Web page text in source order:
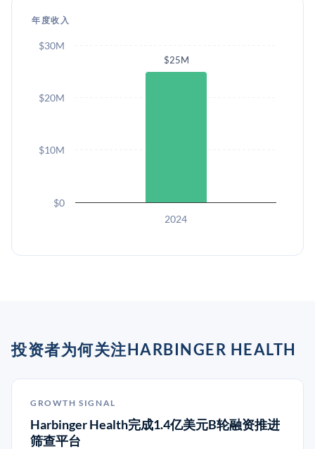
年度收入
$25M
2024
$0
$10M
$20M
$30M
投资者为何关注HARBINGER HEALTH
GROWTH SIGNAL
Harbinger Health完成1.4亿美元B轮融资推进
筛查平台